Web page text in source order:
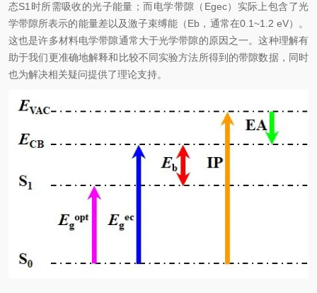
态S1时所需吸收的光子能量；而电学带隙（Egec）实际上包含了光
学带隙所表示的能量差以及激子束缚能（Eb，通常在0.1~1.2 eV）。
这也是许多材料电学带隙通常大于光学带隙的原因之一。这种理解有
助于我们更准确地解释和比较不同实验方法所得到的带隙数据，同时
也为解决相关疑问提供了理论支持。